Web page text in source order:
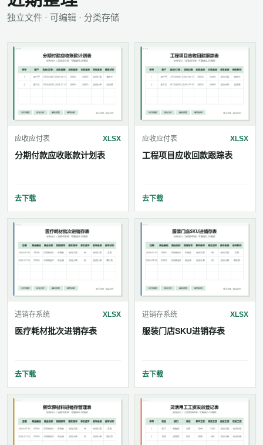
独立文件 · 可编辑 · 分类存储
应收应付表 XLSX
分期付款应收账款计划表
去下载
应收应付表 XLSX
工程项目应收回款跟踪表
去下载
进销存系统 XLSX
医疗耗材批次进销存表
去下载
进销存系统 XLSX
服装门店SKU进销存表
去下载